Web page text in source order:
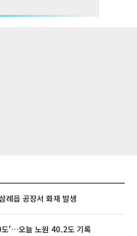
례읍 공장서 화재 발생
'…오늘 노원 40.2도 기록